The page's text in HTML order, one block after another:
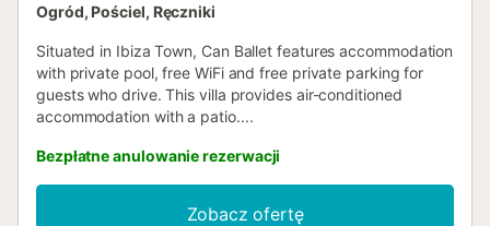
Ogród, Pościel, Ręczniki
Situated in Ibiza Town, Can Ballet features accommodation
with private pool, free WiFi and free private parking for
guests who drive. This villa provides air-conditioned
accommodation with a patio....
Bezpłatne anulowanie rezerwacji
Zobacz ofertę